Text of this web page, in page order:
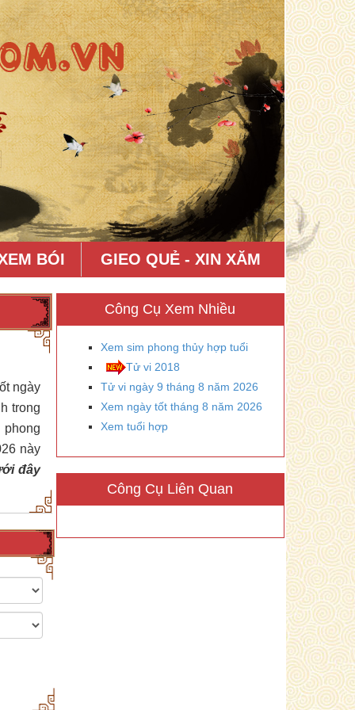
BÓI GIEO QUẺ - XIN XĂM
ngày
trong
phong
này
đây
Công Cụ Xem Nhiều
Xem sim phong thủy hợp tuổi
Tử vi 2018
Tử vi ngày 9 tháng 8 năm 2026
Xem ngày tốt tháng 8 năm 2026
Xem tuổi hợp
Công Cụ Liên Quan